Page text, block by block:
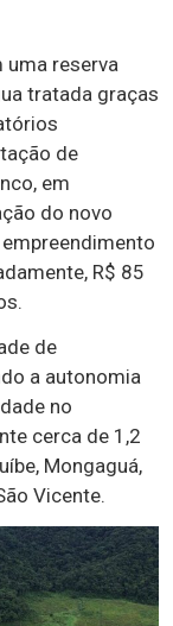
uma reserva
tratada graças
de
em
do novo
R$ 85
de
a autonomia
no
cerca de 1,2
Mongaguá,
Vicente.